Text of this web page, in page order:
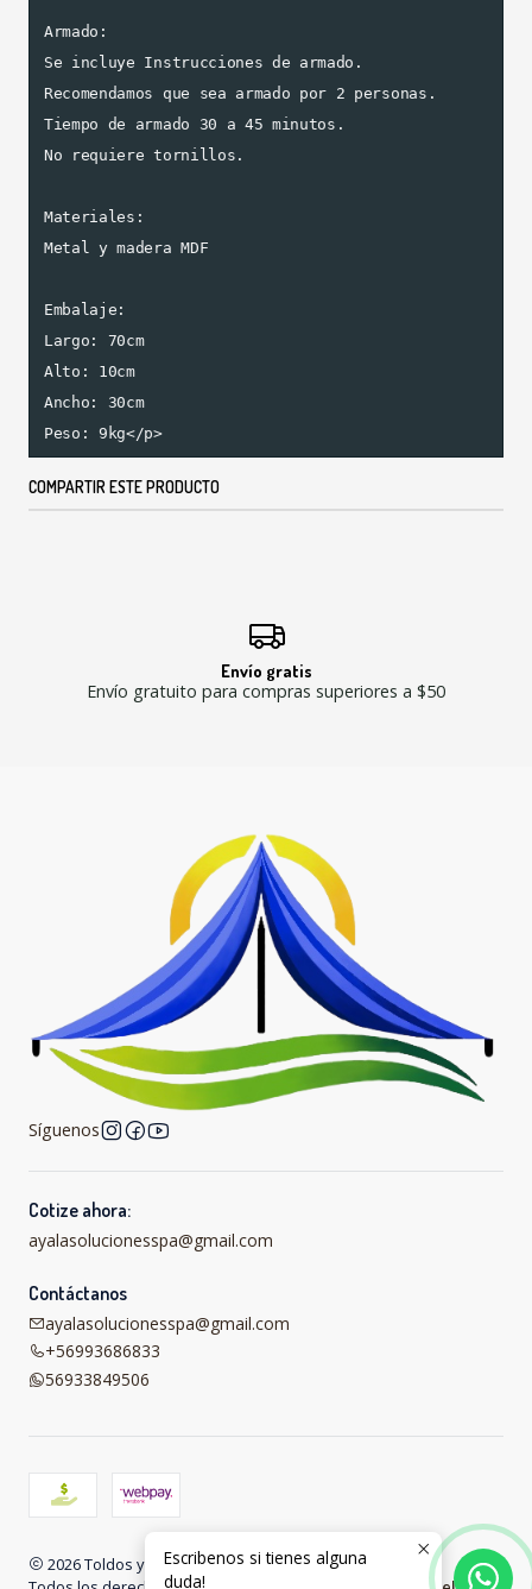
Armado:
Se incluye Instrucciones de armado.
Recomendamos que sea armado por 2 personas.
Tiempo de armado 30 a 45 minutos.
No requiere tornillos.
Materiales:
Metal y madera MDF
Embalaje:
Largo: 70cm
Alto: 10cm
Ancho: 30cm
Peso: 9kg</p>
COMPARTIR ESTE PRODUCTO
Envío gratis
Envío gratuito para compras superiores a $50
Síguenos
Cotize ahora:
ayalasolucionesspa@gmail.com
Contáctanos
ayalasolucionesspa@gmail.com
+56993686833
56933849506
2026 Toldos y carpas online .Escribenos si tienes alguna
duda!